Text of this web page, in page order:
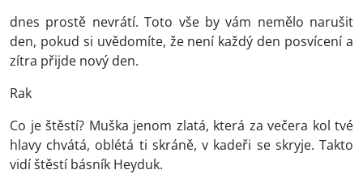
dnes prostě nevrátí. Toto vše by vám nemělo narušit
den, pokud si uvědomíte, že není každý den posvícení a
zítra přijde nový den.
Rak
Co je štěstí? Muška jenom zlatá, která za večera kol tvé
hlavy chvátá, oblétá ti skráně, v kadeři se skryje. Takto
vidí štěstí básník Heyduk.